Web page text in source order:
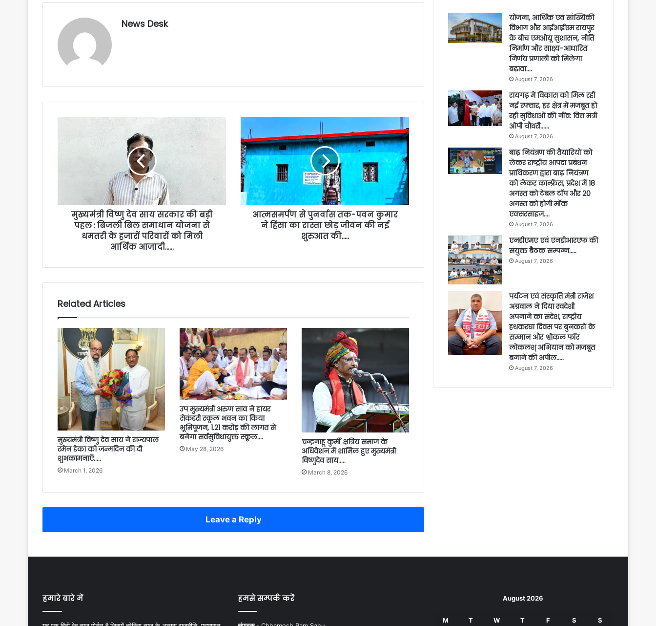
News Desk
मुख्यमंत्री विष्णु देव साय सरकार की बड़ी
पहल : बिजली बिल समाधान योजना से
धमतरी के हजारों परिवारों को मिली
आर्थिक आजादी……
आत्मसमर्पण से पुनर्वास तक-पवन कुमार
ने हिंसा का रास्ता छोड़ जीवन की नई
शुरुआत की…..
Related Articles
मुख्यमंत्री विष्णु देव साय ने राज्यपाल
रमेन डेका को जन्मदिन की दी
शुभकामनाएँ…..
March 1, 2026
उप मुख्यमंत्री अरुण साव ने हायर
सेकंडरी स्कूल भवन का किया
भूमिपूजन, 1.21 करोड़ की लागत से
बनेगा सर्वसुविधायुक्त स्कूल….
May 28, 2026
चन्द्रनाहू कुर्मी क्षत्रिय समाज के
अधिवेशन में शामिल हुए मुख्यमंत्री
विष्णुदेव साय…..
March 8, 2026
Leave a Reply
योजना, आर्थिक एवं सांख्यिकी
विभाग और आईआईएम रायपुर
के बीच एमओयू सुशासन, नीति
निर्माण और साक्ष्य-आधारित
निर्णय प्रणाली को मिलेगा
बढ़ावा….
August 7, 2026
रायगढ़ में विकास को मिल रही
नई रफ्तार, हर क्षेत्र में मजबूत हो
रही सुविधाओं की नींव: वित्त मंत्री
ओपी चौधरी……
August 7, 2026
बाढ़ नियंत्रण की तैयारियों को
लेकर राष्ट्रीय आपदा प्रबंधन
प्राधिकरण द्वारा बाढ़ नियंत्रण
को लेकर कान्फ्रेंस, प्रदेश में 18
अगस्त को टेबल टॉप और 20
अगस्त को होगी मॉक
एक्सरसाइज….
August 7, 2026
एनडीएमए एवं एनडीआरएफ की
संयुक्त बैठक सम्पन्न…..
August 7, 2026
पर्यटन एवं संस्कृति मंत्री राजेश
अग्रवाल ने दिया स्वदेशी
अपनाने का संदेश, राष्ट्रीय
हथकरघा दिवस पर बुनकरों के
सम्मान और श्वोकल फॉर
लोकलश् अभियान को मजबूत
बनाने की अपील…..
August 7, 2026
हमारे बारे में हमसे सम्पर्क करें August 2026
M T W T F S S